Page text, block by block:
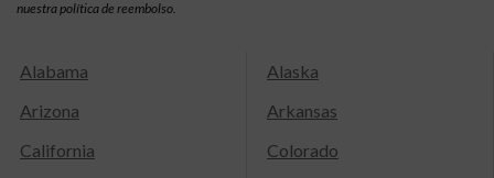
nuestra política de reembolso.
Alabama
Alaska
Arizona
Arkansas
California
Colorado